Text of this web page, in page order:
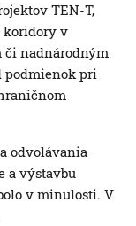
TEN-T,
koridory v
či nadnárodným
podmienok pri
odvolávania
a výstavbu
v minulosti. V